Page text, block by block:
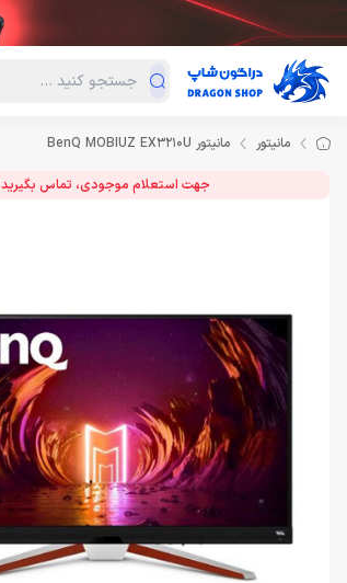
دسته‌بندی محصولات فروش ویژه
مانیتور مانیتور BenQ MOBIUZ EX3210U
جهت استعلام موجودی، تماس بگیرید